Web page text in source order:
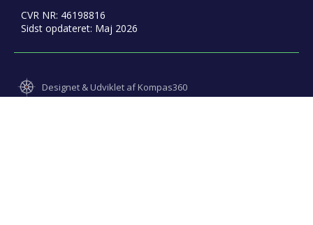
CVR NR: 46198816
Sidst opdateret: Maj 2026
Designet & Udviklet af Kompas360